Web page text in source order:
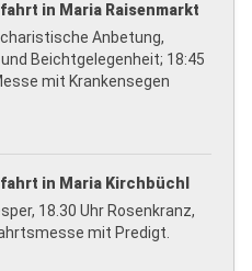
in Maria Raisenmarkt
Anbetung,
Beichtgelegenheit; 18:45
mit Krankensegen
in Maria Kirchbüchl
18.30 Uhr Rosenkranz,
mit Predigt.